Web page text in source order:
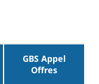
GBS Appel
Offres